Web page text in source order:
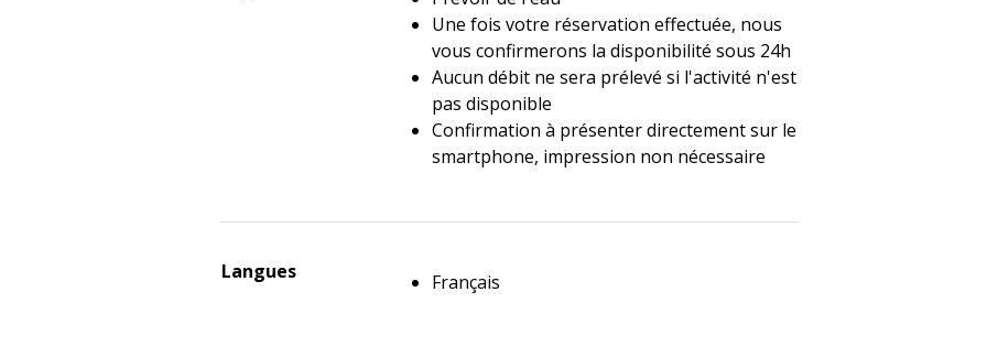
Une fois votre réservation effectuée, nous
vous confirmerons la disponibilité sous 24h
Aucun débit ne sera prélevé si l'activité n'est
pas disponible
Confirmation à présenter directement sur le
smartphone, impression non nécessaire
Langues Français